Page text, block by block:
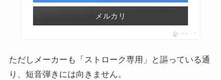
メルカリ
ポチップ
ただしメーカーも「ストローク専用」と謳っている通
り、短音弾きには向きません。